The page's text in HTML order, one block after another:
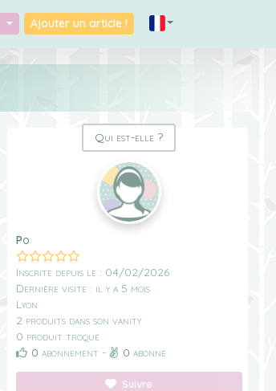
Ajouter un article !
Qui est-elle ?
Po
Inscrite depuis le : 04/02/2026
Dernière visite : il y a 5 mois
Lyon
2 produits dans son vanity
0 produit troqué
0 abonnement - 0 abonné
Suivre